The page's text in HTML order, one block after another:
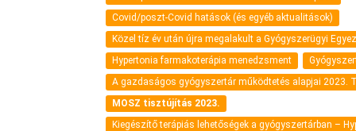
Covid/poszt-Covid hatások (és egyéb aktualitások)
Közel tíz év után újra megalakult a Gyógyszerügyi
Hypertonia farmakoterápia menedzsment
A gazdaságos gyógyszertár működtetés alapjai 2023.
MOSZ tisztújítás 2023.
Kiegészítő terápiás lehetőségek a gyógyszertárban –